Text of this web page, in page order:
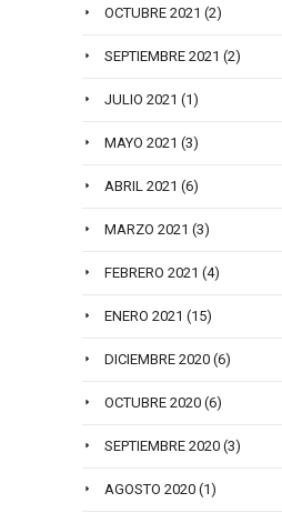
OCTUBRE 2021 (2)
SEPTIEMBRE 2021 (2)
JULIO 2021 (1)
MAYO 2021 (3)
ABRIL 2021 (6)
MARZO 2021 (3)
FEBRERO 2021 (4)
ENERO 2021 (15)
DICIEMBRE 2020 (6)
OCTUBRE 2020 (6)
SEPTIEMBRE 2020 (3)
AGOSTO 2020 (1)